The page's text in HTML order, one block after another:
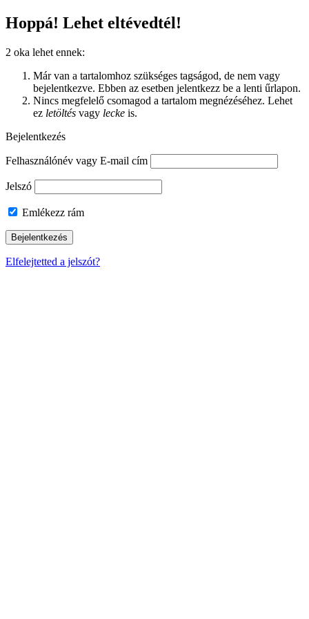
Hoppá! Lehet eltévedtél!
2 oka lehet ennek:
Már van a tartalomhoz szükséges tagságod, de nem vagy
bejelentkezve. Ebben az esetben jelentkezz be a lenti űrlapon.
Nincs megfelelő csomagod a tartalom megnézéséhez. Lehet
ez letöltés vagy lecke is.
Bejelentkezés
Felhasználónév vagy E-mail cím
Jelszó
Emlékezz rám
Elfelejtetted a jelszót?